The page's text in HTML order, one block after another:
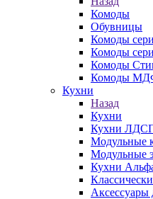
Комоды
Обувницы
Комоды
Комоды
Комоды
Комоды
Кухни
Назад
Кухни
Кухни
Модульные
Модульные
Кухни
Аксессуары